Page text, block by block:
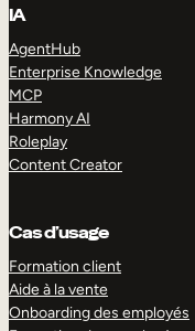
IA
AgentHub
Enterprise Knowledge
MCP
Harmony AI
Roleplay
Content Creator
Cas d’usage
Formation client
Aide à la vente
Onboarding des employés